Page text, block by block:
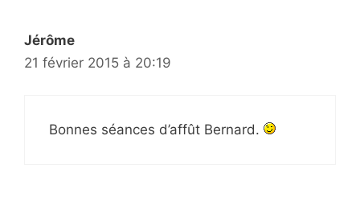
Jérôme
21 février 2015 à 20:19
Bonnes séances d’affût Bernard.